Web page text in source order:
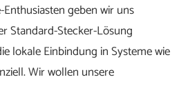
geben wir uns
Standard-Stecker-Lösung
lokale Einbindung in Systeme wie
Wir wollen unsere